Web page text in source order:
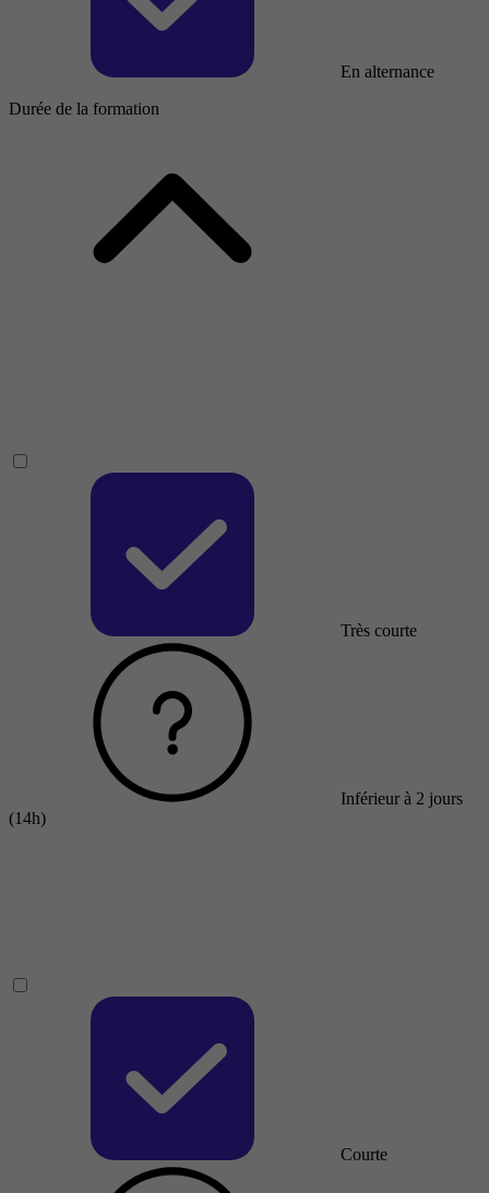
En alternance
Durée de la formation
Très courte
Inférieur à 2 jours
(14h)
Courte